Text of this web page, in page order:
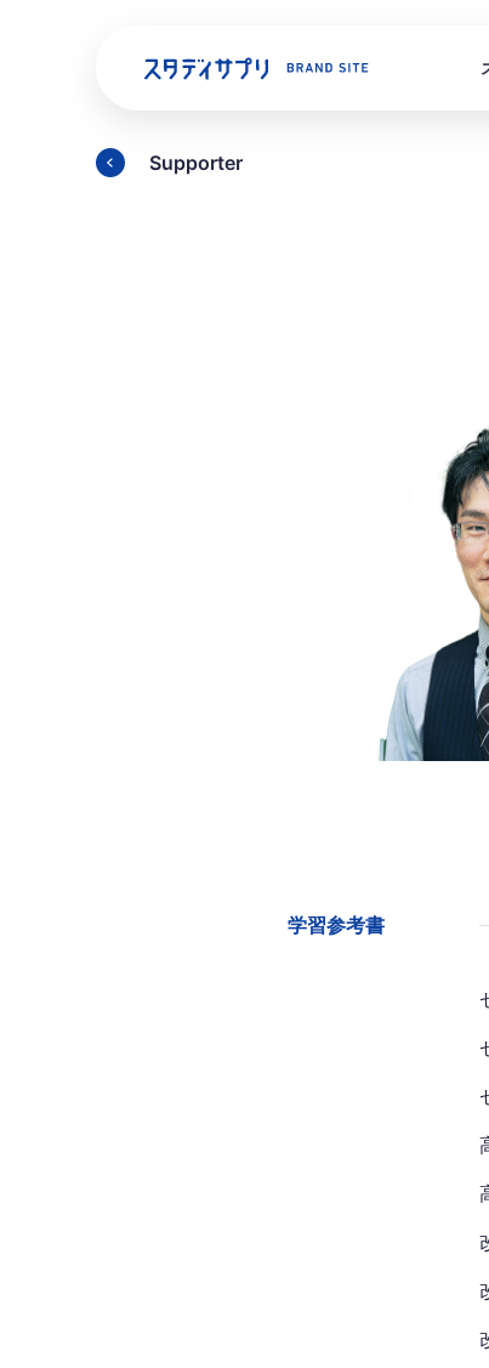
ス
タ
サ
プ
Supporter
学習参考書